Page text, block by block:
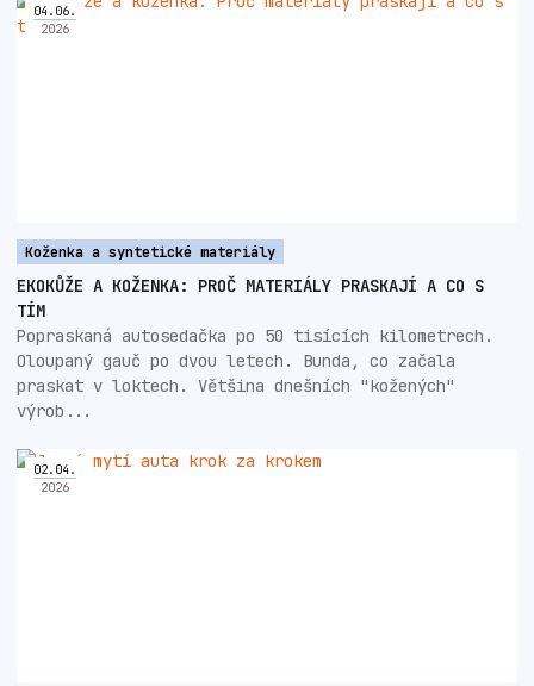
04 . 06.
2026
Koženka a syntetické materiály
EKOKŮŽE A KOŽENKA: PROČ MATERIÁLY PRASKAJÍ A CO S
TÍM
Popraskaná autosedačka po 50 tisících kilometrech.
Oloupaný gauč po dvou letech. Bunda, co začala
praskat v loktech. Většina dnešních "kožených"
výrob...
02. 04 .
2026